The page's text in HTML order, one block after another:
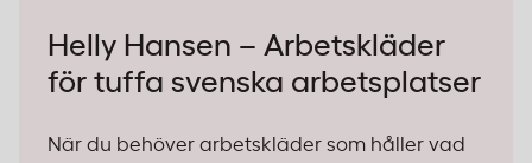
Helly Hansen – Arbetskläder
för tuffa svenska arbetsplatser
När du behöver arbetskläder som håller vad